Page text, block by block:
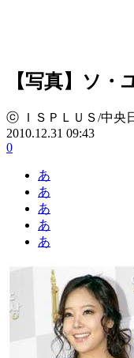
【写真】ソ
ⓒ ＩＳＰＬＵＳ/中央
2010.12.31 09:43
0
あ
あ
あ
あ
あ